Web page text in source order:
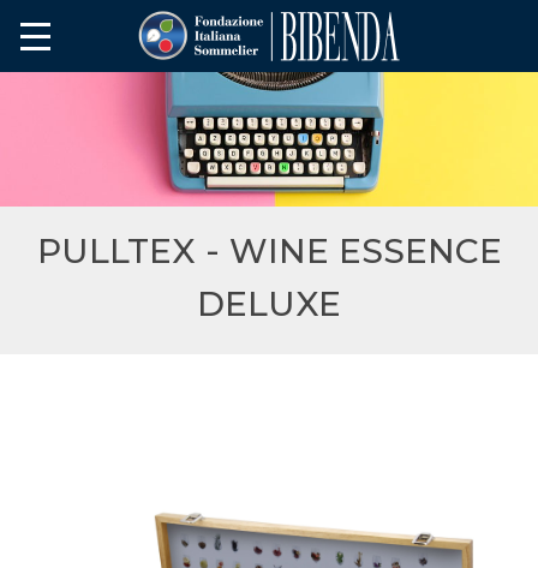
PULLTEX - WINE ESSENCE
DELUXE